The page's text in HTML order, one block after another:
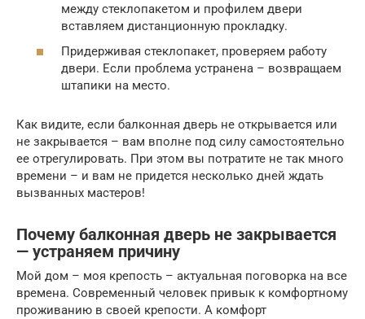
между стеклопакетом и профилем двери
вставляем дистанционную прокладку.
Придерживая стеклопакет, проверяем работу
двери. Если проблема устранена – возвращаем
штапики на место.
Как видите, если балконная дверь не открывается или
не закрывается – вам вполне под силу самостоятельно
ее отрегулировать. При этом вы потратите не так много
времени – и вам не придется несколько дней ждать
вызванных мастеров!
Почему балконная дверь не закрывается
— устраняем причину
Мой дом – моя крепость – актуальная поговорка на все
времена. Современный человек привык к комфортному
проживанию в своей крепости. А комфорт